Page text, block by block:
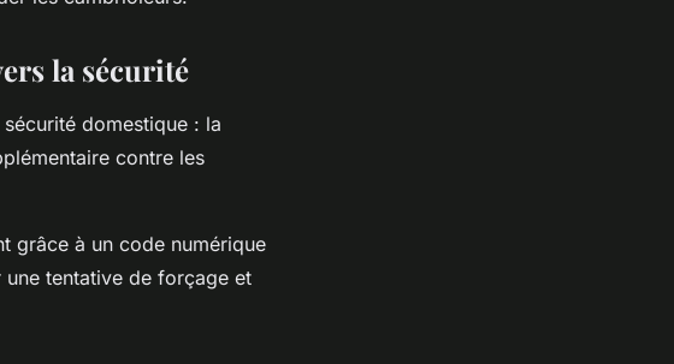
la sécurité
domestique : la
contre les
grâce à un code numérique
tentative de forçage et